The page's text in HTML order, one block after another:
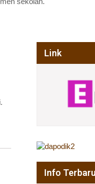
Link
Info Terbaru